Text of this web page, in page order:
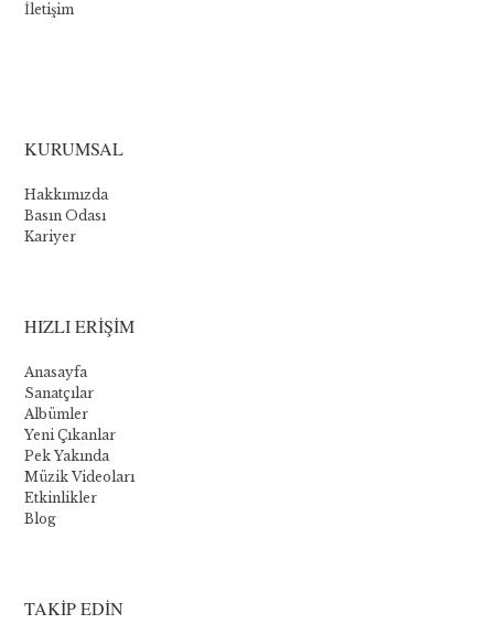
İletişim
:
Les
meilleurs
jeux
Bien
que
Novomatic
propose
quelques
jeux
principale
KURUMSAL
Hakkımızda
Basın Odası
Kariyer
HIZLI ERİŞİM
Anasayfa
Sanatçılar
Albümler
Yeni Çıkanlar
Pek Yakında
Müzik Videoları
Etkinlikler
Blog
TAKİP EDİN